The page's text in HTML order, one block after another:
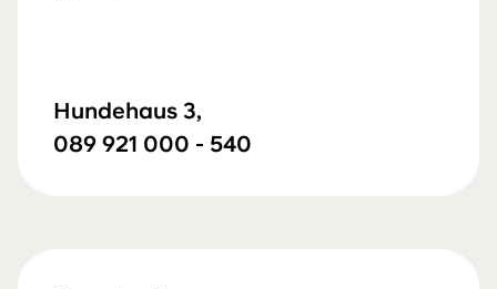
Hundehaus 3,
089 921 000 - 540